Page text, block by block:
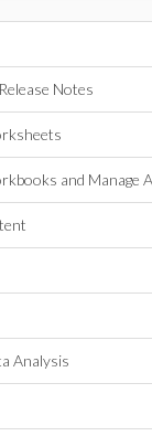
Notes
and Manage
Analysis